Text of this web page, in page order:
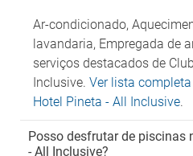
Ar-condicionado,
lavandaria, Empregada de
serviços destacados de
Inclusive. Ver lista
Hotel Pineta - All Inclusive.
Posso desfrutar de piscinas
- All Inclusive?